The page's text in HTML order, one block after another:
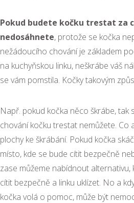
Pokud budete kočku trestat za
nedosáhnete, protože se kočka
nežádoucího chování je základem
na kuchyňskou linku, neškrábe váš
se vám pomstila. Kočky takovým
Např. pokud kočka něco škrábe,
chování kočku trestat nemůžete. Co
plochy ke škrábání. Pokud kočka
místo, kde se bude cítit bezpečně
zase můžeme nabídnout
cítit bezpečně a linku uklízet. No a
kočka volá o pomoc, může být